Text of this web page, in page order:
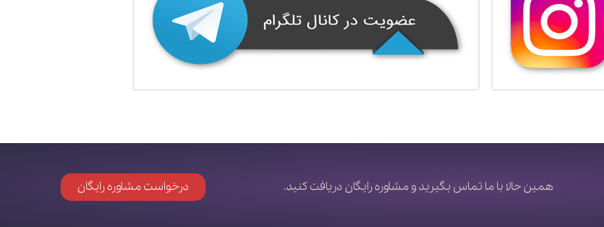
همین حالا با ما تماس بگیرید و مشاوره رایگان دریافت کنید. درخواست مشاوره رایگان